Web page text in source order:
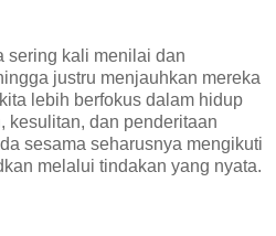
sering kali menilai dan
justru menjauhkan mereka
lebih berfokus dalam hidup
kesulitan, dan penderitaan
sesama seharusnya mengikuti
melalui tindakan yang nyata.